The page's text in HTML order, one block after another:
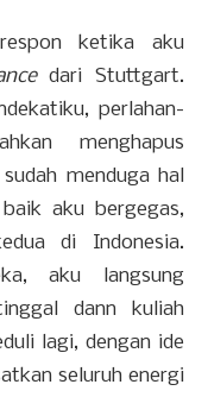
ketika aku
dari Stuttgart.
perlahan-
menghapus
menduga hal
aku bergegas,
di Indonesia.
aku langsung
dann kuliah
lagi, dengan ide
seluruh energi